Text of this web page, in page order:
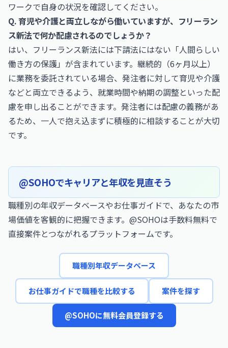
ワークで自身の状況を確認してください。
Q. 育児や介護と両立しながら働いていますが、フリーラン
ス新法で何か配慮されるのでしょうか？
はい、フリーランス新法には下請法にはない「人間らしい
働き方の保護」が含まれています。継続的（6ヶ月以上）
に業務を委託されている場合、発注者に対して育児や介護
などと両立できるよう、就業時間や納期の調整といった配
慮を申し出ることができます。発注者には配慮の義務があ
るため、一人で抱え込まずに積極的に相談することが大切
です。
@SOHOでキャリアと年収を見直そう
職種別の年収データベースやお仕事ガイドで、あなたの市
場価値を客観的に把握できます。@SOHOは手数料無料で
直接案件とつながれるプラットフォームです。
職種別年収データベース
お仕事ガイドで職種を比較する 案件を探す
@SOHOに無料会員登録する